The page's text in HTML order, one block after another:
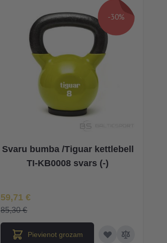
-30%
Svaru bumba /Tiguar kettlebell
TI-KB0008 svars (-)
Īpaša Cena
59,71 €
85,30 €
Pievienot grozam